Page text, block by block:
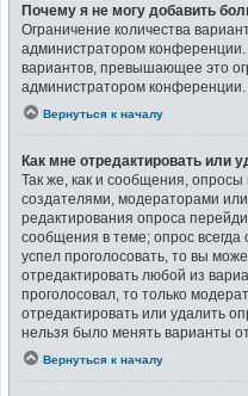
Почему я не могу добавить
Ограничение количества
администратором конференции.
вариантов, превышающее это
администратором конференции.
Вернуться к началу
Как мне отредактировать или
Так же, как и сообщения, опросы
создателями, модераторами
редактирования опроса
сообщения в теме; опрос
успел проголосовать, то вы
отредактировать любой из
проголосовал, то только
отредактировать или удалить
нельзя было менять варианты
Вернуться к началу